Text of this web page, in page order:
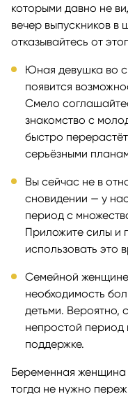
которыми давно не
вечер выпускников в
отказывайтесь от
Юная девушка во
появится
Смело
знакомство с
быстро
серьёзными
Вы сейчас не в
сновидении — у
период с
Приложите силы и
использовать это
Семейной женщине
необходимость
детьми. Вероятно,
непростой период
поддержке.
Беременная женщина
тогда не нужно